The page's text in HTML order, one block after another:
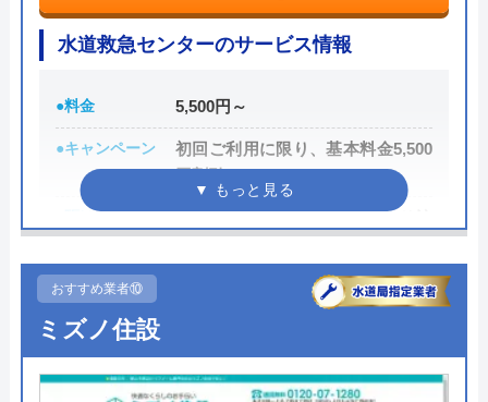
公式サイトを見る
0120-707-053
株式会社クリーンライフの基本情報
代表者
所在地
大阪府吹田市広芝町6-10
水道救急センターのサービス情報
●料金 5,500円～
●キャンペーン
初回ご利用に限り、基本料金5,500
円割引
●駆けつけ時間
GPSシステムで30分スピード訪
●受付時間 24時間365日受付中
●定休日
●出張見積もり ―
おすすめ業者⑩
ミズノ住設